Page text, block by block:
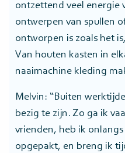
ontzettend veel energie
ontwerpen van spullen
ontworpen is zoals het
Van houten kasten in
naaimachine kleding
Melvin: “Buiten
bezig te zijn. Zo ga ik
vrienden, heb ik
opgepakt, en breng ik